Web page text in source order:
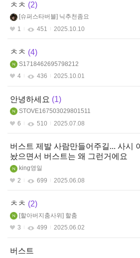
ㅊㅊ 2
슈퍼스타버블 닉추천좀요
1
451 2025.10.10
ㅊㅊ 4
S1718462695798212
4
436 2025.10.01
안녕하세요 1
STOVE167503029801511
6
510 2025.07.08
버스트 제발 사람만들어주길... 사시
놨으면서 버스트는 왜 그런거에요
king영일
2
699 2025.06.08
ㅊㅊ 2
할아버지춤사위
할춤
3
499 2025.06.02
버스트